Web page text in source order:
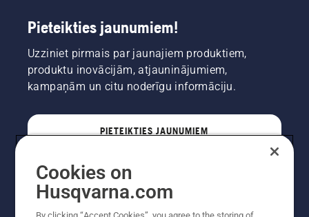
Pieteikties jaunumiem!
Uzziniet pirmais par jaunajiem produktiem,
produktu inovācijām, atjauninājumiem,
kampaņām un citu noderīgu informāciju.
PIETEIKTIES JAUNUMIEM
Cookies on
Husqvarna.com